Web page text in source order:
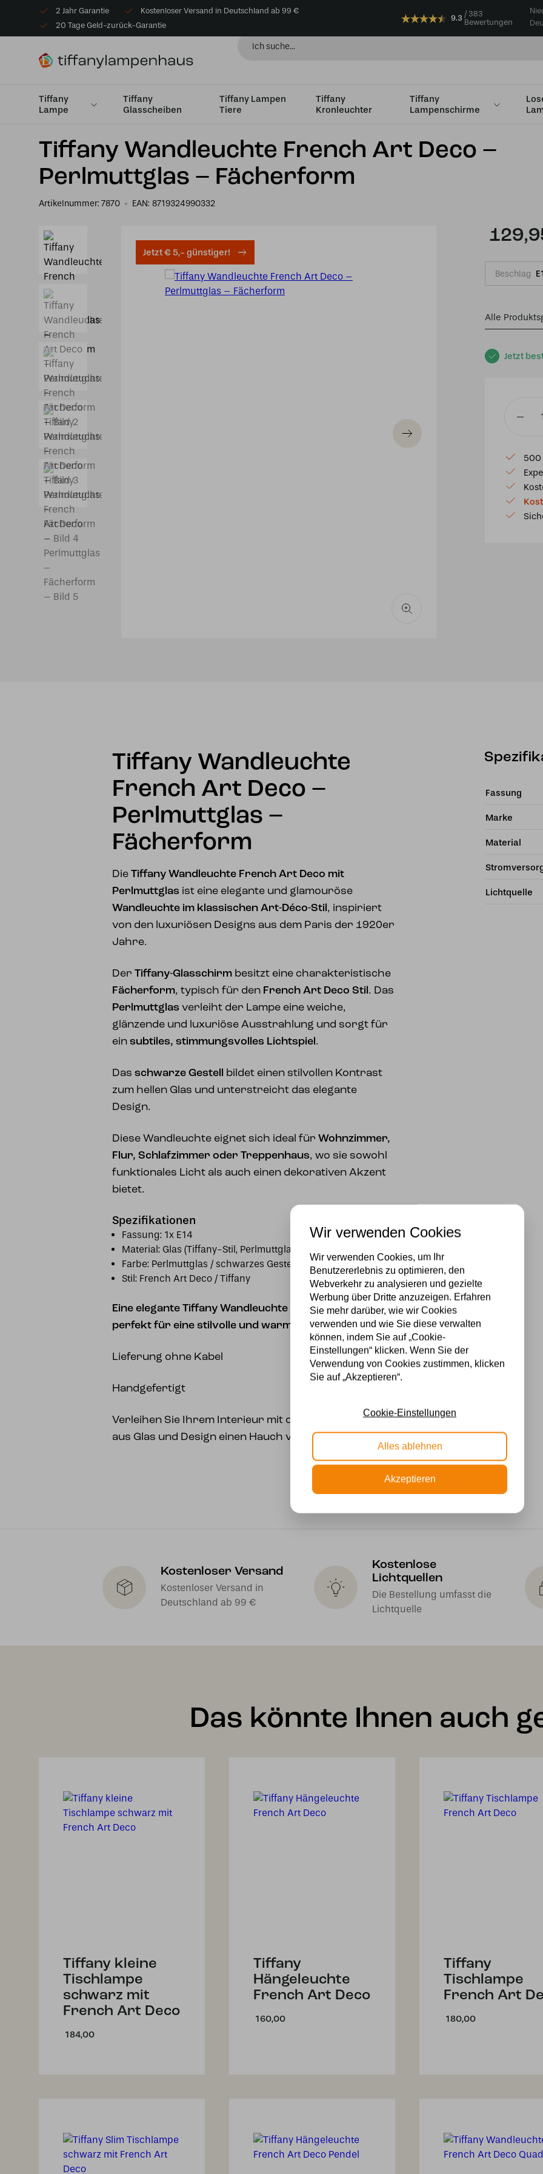
2 Jahr Garantie
Kostenloser Versand in Deutschland ab 99 €
20 Tage Geld-zurück-Garantie
9.3
383
Bewertungen
Tiffany
Lampe
Tiffany
Glasscheiben
Tiffany Lampen
Tiere
Tiffany
Kronleuchter
Tiffany
Lampenschirme
Startseite Tiffany Wandleuchte Wandleuchten Zylindermodel Tiffany Wandleuchte French Art Deco – Perlmuttglas –
Tiffany Wandleuchte French Art Deco –
Perlmuttglas – Fächerform
Artikelnummer: 7870 EAN: 8719324990332
Jetzt € 5,- günstiger!
Jetzt
Beschlag
Alle
French
Art
Deco
500
Tiffany Wandleuchte
French Art Deco –
Perlmuttglas –
Fächerform
DieTiffany Wandleuchte French Art Deco mit
Perlmuttglas ist eine elegante und glamouröse
Wandleuchte im klassischen Art-Déco-Stil, inspiriert
von den luxuriösen Designs aus dem Paris der 1920er
Jahre.
DerTiffany-Glasschirm besitzt eine charakteristische
Fächerform, typisch für den French Art Deco Stil. Das
Perlmuttglas verleiht der Lampe eine weiche,
glänzende und luxuriöse Ausstrahlung und sorgt für
einsubtiles, stimmungsvolles Lichtspiel.
Dasschwarze Gestell bildet einen stilvollen Kontrast
zum hellen Glas und unterstreicht das elegante
Design.
Diese Wandleuchte eignet sich ideal fürWohnzimmer,
Flur, Schlafzimmer oder Treppenhaus, wo sie sowohl
funktionales Licht als auch einen dekorativen Akzent
bietet.
Spezifikationen
Fassung: 1x E14
Material: Glas (Tiffany-Stil, Perlmuttglas) & Metall
Farbe: Perlmuttglas / schwarzes Gestell
Stil: French Art Deco / Tiffany
Eine elegante Tiffany Wandleuchte mit Perlmuttglas –
perfekt für eine stilvolle und warme Atmosphäre.
Lieferung ohne Kabel
Handgefertigt
Verleihen Sie Ihrem Interieur mit diesem Meisterwerk
aus Glas und Design einen Hauch von Pariser Eleganz.
Fassung
Marke
Material
Lichtquelle
Kostenloser Versand
Kostenloser Versand in
Deutschland ab 99 €
Kostenlose
Lichtquellen
Die Bestellung umfasst die
Lichtquelle
Das könnte Ihnen auch
Tiffany kleine
Tischlampe
schwarz mit
French Art Deco
184,00
Tiffany
Hängeleuchte
French Art Deco
160,00
Tiffany
Tischlampe
French Art
180,00
Wir verwenden Cookies
Wir verwenden Cookies, um Ihr
Benutzererlebnis zu optimieren, den
Webverkehr zu analysieren und gezielte
Werbung über Dritte anzuzeigen. Erfahren
Sie mehr darüber, wie wir Cookies
verwenden und wie Sie diese verwalten
können, indem Sie auf „Cookie-
Einstellungen“ klicken. Wenn Sie der
Verwendung von Cookies zustimmen, klicken
Sie auf „Akzeptieren“.
Cookie-Einstellungen
Alles ablehnen
Akzeptieren